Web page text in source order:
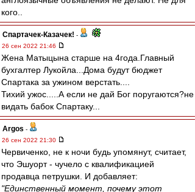
кого..
Спартачек-Казачек! -
26 сен 2022 21:46
Жена Матыцына старше на 4года.Главный
бухгалтер Лукойла...Дома будут бюджет
Спартака за ужином верстать....
Тихий ужос.....А если не дай Бог поругаются?не
видать бабок Спартаку...
Argos -
26 сен 2022 21:30
Червиченко, не к ночи будь упомянут, считает,
что Эшуорт - чучело с квалификацией
продавца петрушки. И добавляет:
"Единственный момент, почему этот